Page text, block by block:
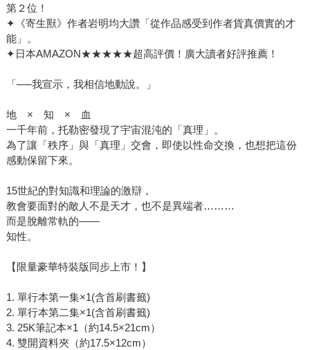
第２位！
✦《寄生獸》作者岩明均大讚「從作品感受到作者貨真價實的才
能」。
✦日本AMAZON★★★★★超高評價！廣大讀者好評推薦！
「──我宣示，我相信地動說。」
地 × 知 × 血
一千年前，托勒密發現了宇宙混沌的「真理」。
為了讓「秩序」與「真理」交會，即使以性命交換，也想把這份
感動保留下來。
15世紀的對知識和理論的激辯，
教會要面對的敵人不是天才，也不是異端者………
而是脫離常軌的——
知性。
【限量豪華特裝版同步上市！】
1. 單行本第一集×1(含首刷書籤)
2. 單行本第二集×1(含首刷書籤)
3. 25K筆記本×1（約14.5×21cm）
4. 雙開資料夾（約17.5×12cm）